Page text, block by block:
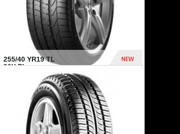
255/40 YR19 TL
96Y PI...
NEW
1 771 Dhs